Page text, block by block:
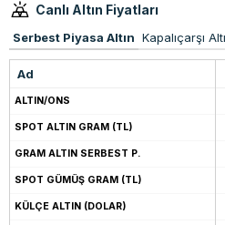
Canlı Altın Fiyatları
Serbest Piyasa Altın Kapalıçarşı
Ad
ALTIN/ONS
SPOT ALTIN GRAM (TL)
GRAM ALTIN SERBEST P.
SPOT GÜMÜŞ GRAM (TL)
KÜLÇE ALTIN (DOLAR)